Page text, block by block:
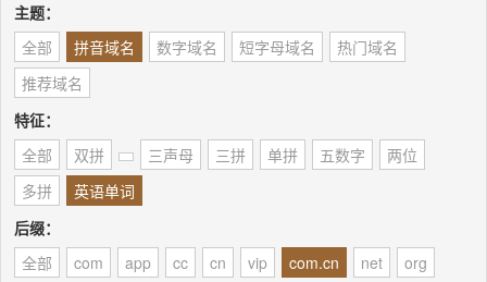
主题：
全部
拼音域名 数字域名 短字母域名
热门域名
推荐域名
特征：
全部
双拼 三声母 三拼 单拼 五数字
两位
多拼
英语单词
后缀：
全部
com app cc cn vip com.cn net
org